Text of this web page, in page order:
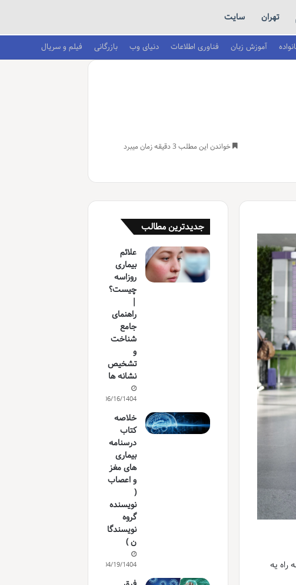
تهران سایت
آموزش زبان فناوری اطلاعات دنیای وب بازرگانی فیلم و سریال
خواندن این مطلب 3 دقیقه زمان میبرد
راه یه
جدیدترین مطالب
علائم
بیماری
روزاسه
چیست؟
|
راهنمای
جامع
شناخت
و
تشخیص
نشانه ها
06/16/1404
خلاصه
کتاب
درسنامه
بیماری
های مغز
و اعصاب
(
نویسنده
گروه
نویسندگا
ن )
04/19/1404